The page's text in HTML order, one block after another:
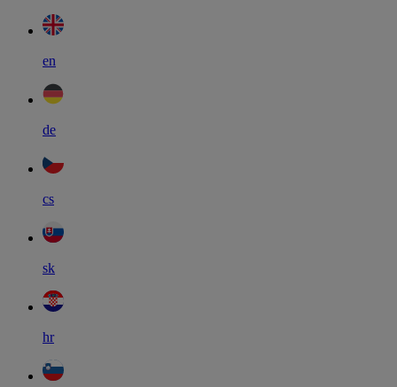
en
de
cs
sk
hr